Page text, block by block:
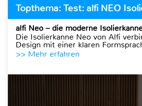
Topthema: Test: alfi NEO
alfi Neo – die moderne
Die Isolierkanne Neo von Alfi
Design mit einer klaren
>> Mehr erfahren